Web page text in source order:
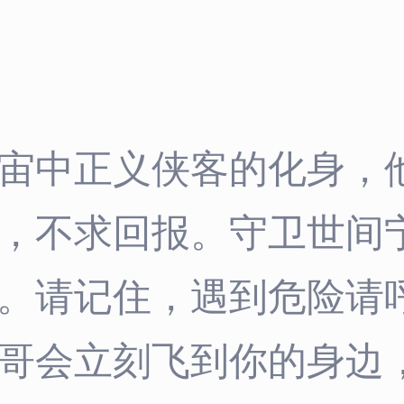
中正义侠客的化身，
不求回报。守卫世间
请记住，遇到危险请
会立刻飞到你的身边